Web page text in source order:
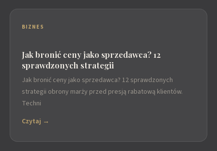
BIZNES
Jak bronić ceny jako sprzedawca? 12
sprawdzonych strategii
Jak bronić ceny jako sprzedawca? 12 sprawdzonych
strategii obrony marży przed presją rabatową klientów.
Techni
Czytaj →